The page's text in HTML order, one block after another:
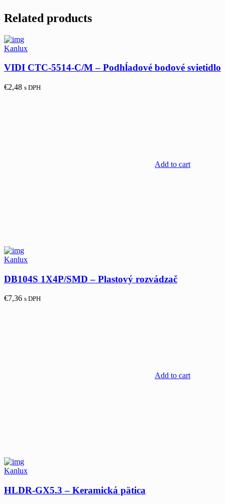
Related products
Kanlux
VIDI CTC-5514-C/M – Podhĺadové bodové svietidlo
€2,48 s DPH
Add to cart
Kanlux
DB104S 1X4P/SMD – Plastový rozvádzač
€7,36 s DPH
Add to cart
Kanlux
HLDR-GX5.3 – Keramická pätica